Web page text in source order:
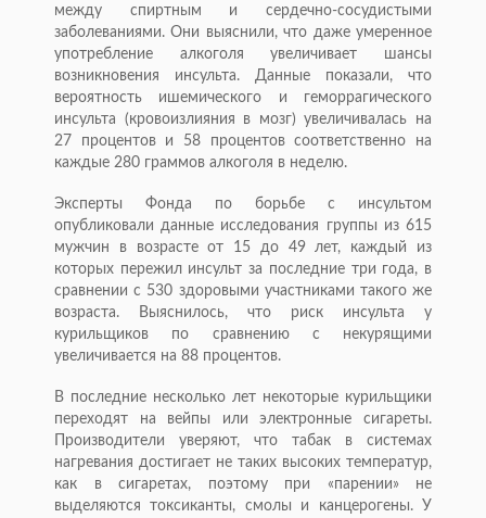
между спиртным и сердечно-сосудистыми
заболеваниями. Они выяснили, что даже умеренное
употребление алкоголя увеличивает шансы
возникновения инсульта. Данные показали, что
вероятность ишемического и геморрагического
инсульта (кровоизлияния в мозг) увеличивалась на
27 процентов и 58 процентов соответственно на
каждые 280 граммов алкоголя в неделю.
Эксперты Фонда по борьбе с инсультом
опубликовали данные исследования группы из 615
мужчин в возрасте от 15 до 49 лет, каждый из
которых пережил инсульт за последние три года, в
сравнении с 530 здоровыми участниками такого же
возраста. Выяснилось, что риск инсульта у
курильщиков по сравнению с некурящими
увеличивается на 88 процентов.
В последние несколько лет некоторые курильщики
переходят на вейпы или электронные сигареты.
Производители уверяют, что табак в системах
нагревания достигает не таких высоких температур,
как в сигаретах, поэтому при «парении» не
выделяются токсиканты, смолы и канцерогены. У